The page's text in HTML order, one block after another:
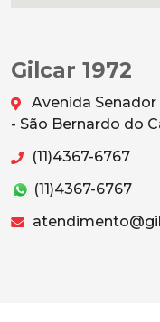
Gilcar 1972
Avenida
- São Bernardo do
(11)4367-6767
(11)4367-6767